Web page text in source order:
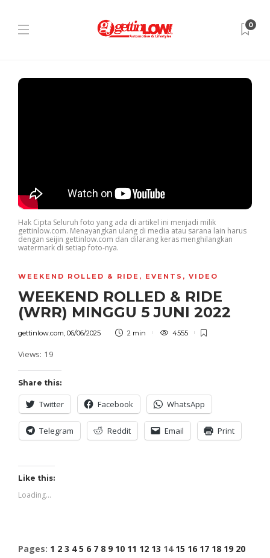
0
Hak Cipta Seluruh foto yang ada di artikel ini menjadi milik
gettinlow.com. Menayangkan ulang di media atau sarana lain harus
dengan seijin gettinlow.com dan dilarang keras menghilangkan
watermark di setiap foto-nya.
WEEKEND ROLLED & RIDE , EVENTS , VIDEO
WEEKEND ROLLED & RIDE
(WRR) MINGGU 5 JUNI 2022
gettinlow.com, 06/06/2025 2 min 4555
Views: 19
Share this:
Twitter Facebook WhatsApp
Telegram Reddit Email Print
Like this:
Loading...
Pages: 1 2 3 4 5 6 7 8 9 10 11 12 13 14 15 16 17 18 19 20